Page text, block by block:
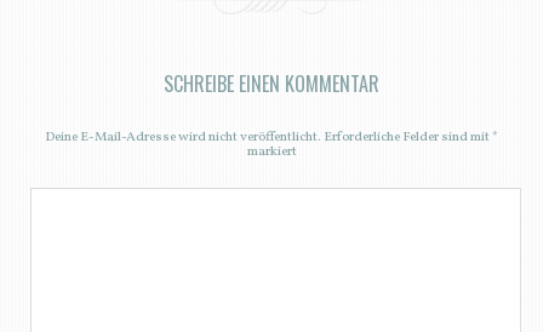
SCHREIBE EINEN KOMMENTAR
Deine E-Mail-Adresse wird nicht veröffentlicht. Erforderliche Felder sind mit*
markiert